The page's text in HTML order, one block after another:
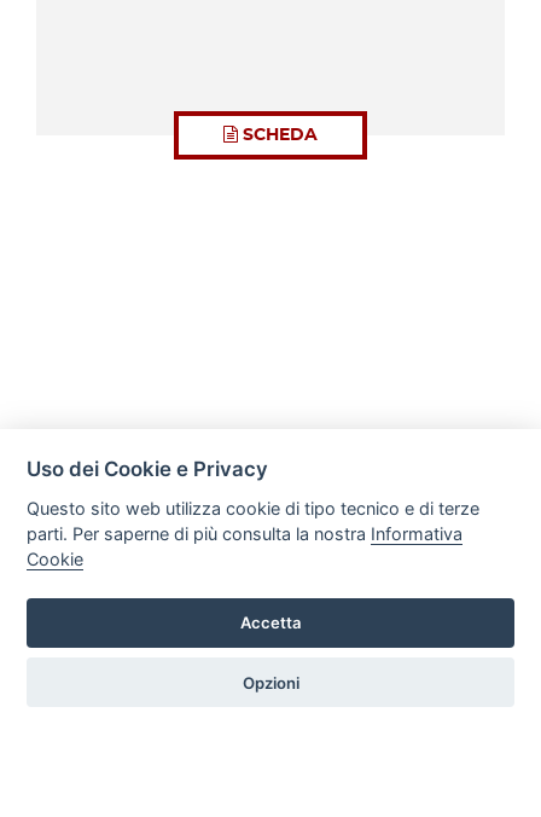
SCHEDA
Immobiliare La Fenice di Camperi Erica
Via Argine Sinistro Goffredo Alterisio 172, 18100, Imperia
Tel. +39 3474643678 Email: erica.lafenice@gmail.com P.iva:
Uso dei Cookie e Privacy
Questo sito web utilizza cookie di tipo tecnico e di terze
parti. Per saperne di più consulta la nostra Informativa
Cookie
Accetta
Opzioni